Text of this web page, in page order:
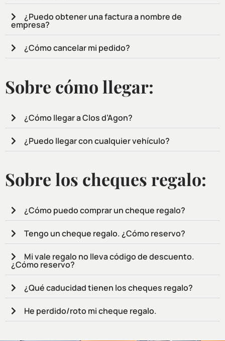
¿Puedo obtener una factura a nombre de
empresa?
¿Cómo cancelar mi pedido?
Sobre cómo llegar:
¿Cómo llegar a Clos d’Agon?
¿Puedo llegar con cualquier vehículo?
Sobre los cheques regalo:
¿Cómo puedo comprar un cheque regalo?
Tengo un cheque regalo. ¿Cómo reservo?
Mi vale regalo no lleva código de descuento.
¿Cómo reservo?
¿Qué caducidad tienen los cheques regalo?
He perdido/roto mi cheque regalo.